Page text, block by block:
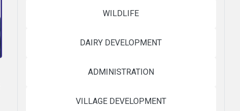
WILDLIFE
DAIRY DEVELOPMENT
ADMINISTRATION
VILLAGE DEVELOPMENT